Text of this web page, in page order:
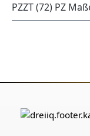
PZZT (72) PZ